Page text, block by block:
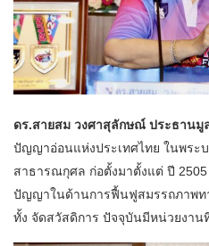
ดร.สายสม วงศาสุลักษณ์ ประธานมู
ปัญญาอ่อนแห่งประเทศไทย ในพระ
สาธารณกุศล ก่อตั้งมาตั้งแต่ ปี
ปัญญาในด้านการฟื้นฟูสมรรถภาพท
ทั้ง จัดสวัสดิการ ปัจจุบันมีหน่วยงาน